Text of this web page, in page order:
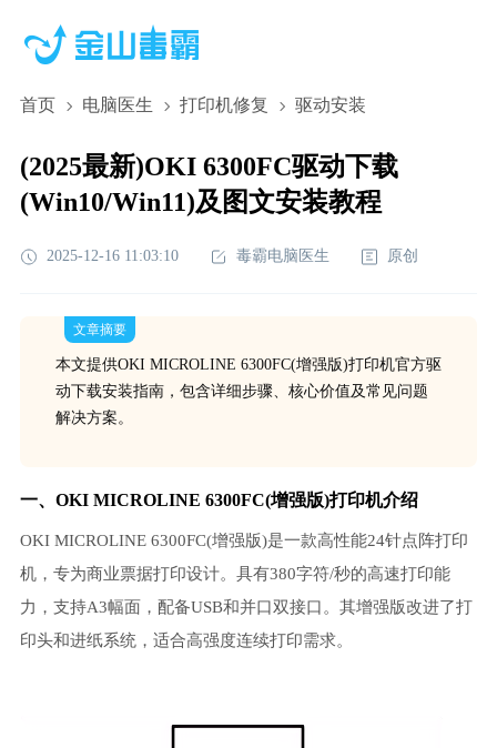
首页 电脑医生 打印机修复 驱动安装
(2025最新)OKI 6300FC驱动下载
(Win10/Win11)及图文安装教程
2025-12-16 11:03:10 毒霸电脑医生 原创
文章摘要
本文提供OKI MICROLINE 6300FC(增强版)打印机官方驱
动下载安装指南，包含详细步骤、核心价值及常见问题
解决方案。
一、OKI MICROLINE 6300FC(增强版)打印机介绍
OKI MICROLINE 6300FC(增强版)是一款高性能24针点阵打印
机，专为商业票据打印设计。具有380字符/秒的高速打印能
力，支持A3幅面，配备USB和并口双接口。其增强版改进了打
印头和进纸系统，适合高强度连续打印需求。